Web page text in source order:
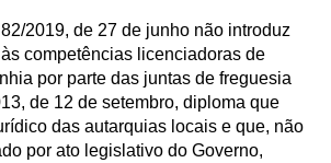
2019, de 27 de junho não introduz
competências licenciadoras de
por parte das juntas de freguesia
de 12 de setembro, diploma que
das autarquias locais e que, não
por ato legislativo do Governo,